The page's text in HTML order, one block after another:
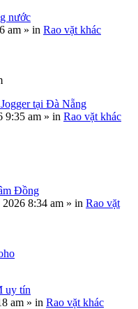
nước
am » in Rao vặt khác
tại Đà Nẵng
9:35 am » in Rao vặt khác
Đồng
8:34 am » in Rao vặt
uy tín
am » in Rao vặt khác